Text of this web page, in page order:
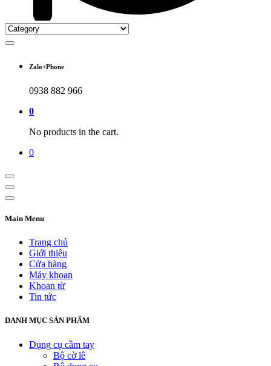
Zalo+Phone
0938 882 966
0
No products in the cart.
0
Main Menu
Trang chủ
Giới thiệu
Cửa hàng
Máy khoan
Khoan từ
Tin tức
DANH MỤC SẢN PHẨM
Dụng cụ cầm tay
Bộ cờ lê